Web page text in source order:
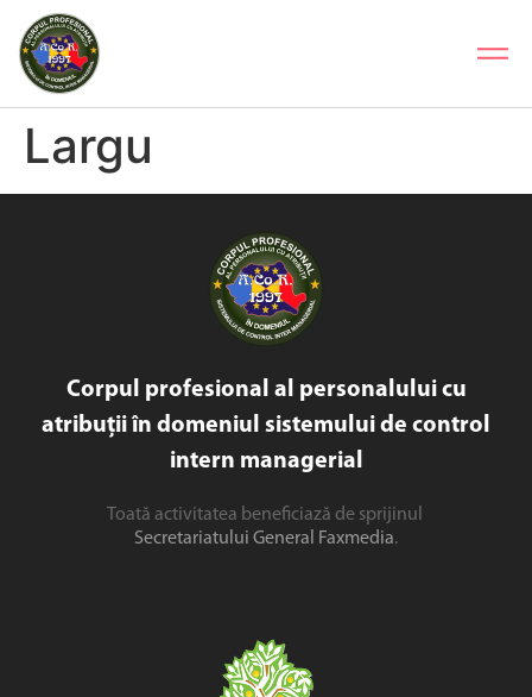
Largu
Corpul profesional al personalului cu
atribuții în domeniul sistemului de control
intern managerial
Toată activitatea beneficiază de sprijinul
Secretariatului General Faxmedia.